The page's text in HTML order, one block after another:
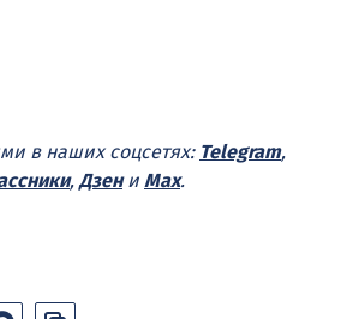
в наших соцсетях: Telegram,
, Дзени Max.